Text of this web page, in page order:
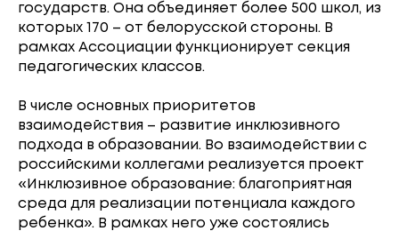
государств. Она объединяет более 500 школ, из
которых 170 – от белорусской стороны. В
рамках Ассоциации функционирует секция
педагогических классов.
В числе основных приоритетов
взаимодействия – развитие инклюзивного
подхода в образовании. Во взаимодействии с
российскими коллегами реализуется проект
«Инклюзивное образование: благоприятная
среда для реализации потенциала каждого
ребенка». В рамках него уже состоялись